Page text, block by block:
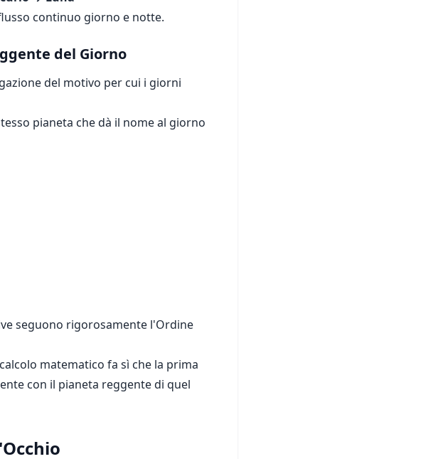
continuo giorno e notte.
del Giorno
del motivo per cui i giorni
pianeta che dà il nome al giorno
seguono rigorosamente l'Ordine
matematico fa sì che la prima
con il pianeta reggente di quel